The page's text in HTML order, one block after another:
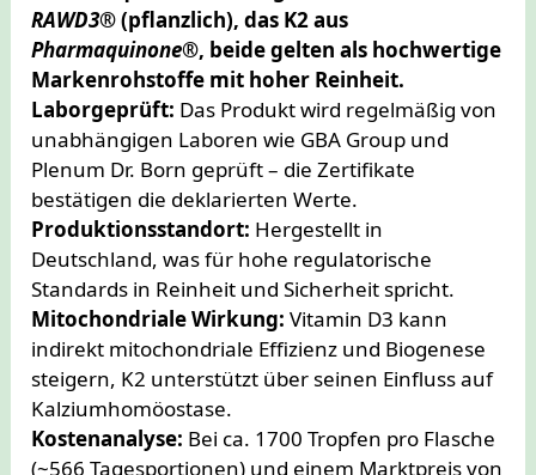
RAWD3®(pflanzlich), das K2 aus
Pharmaquinone®, beide gelten als hochwertige
Markenrohstoffe mit hoher Reinheit.
Laborgeprüft: Das Produkt wird regelmäßig von
unabhängigen Laboren wie GBA Group und
Plenum Dr. Born geprüft – die Zertifikate
bestätigen die deklarierten Werte.
Produktionsstandort: Hergestellt in
Deutschland, was für hohe regulatorische
Standards in Reinheit und Sicherheit spricht.
Mitochondriale Wirkung: Vitamin D3 kann
indirekt mitochondriale Effizienz und Biogenese
steigern, K2 unterstützt über seinen Einfluss auf
Kalziumhomöostase.
Kostenanalyse: Bei ca. 1700 Tropfen pro Flasche
(~566 Tagesportionen) und einem Marktpreis von